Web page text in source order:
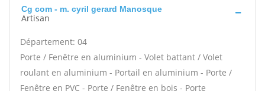
Cg com - m. cyril gerard Manosque
Artisan
Département: 04
Porte / Fenêtre en aluminium - Volet battant / Volet
roulant en aluminium - Portail en aluminium - Porte /
Fenêtre en PVC - Porte / Fenêtre en bois - Porte